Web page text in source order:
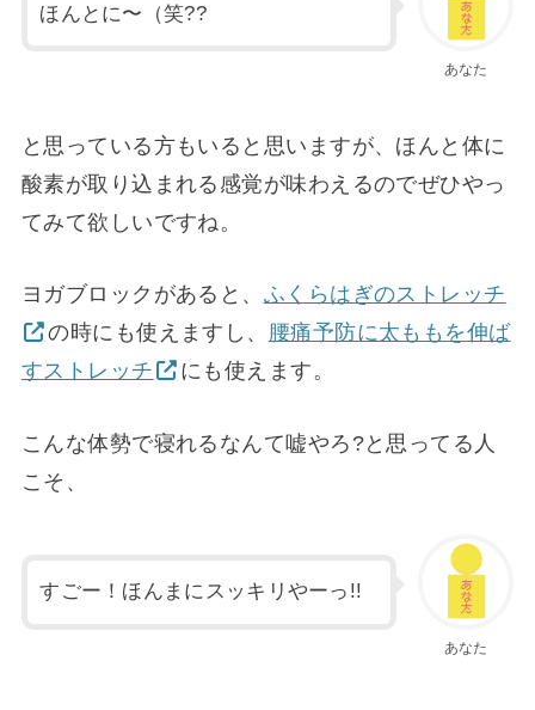
あなた
ほんとに〜（笑??
と思っている方もいると思いますが、ほんと体に
酸素が取り込まれる感覚が味わえるのでぜひやっ
てみて欲しいですね。
ヨガブロックがあると、 ふくらはぎのストレッチ
の時にも使えますし、 腰痛予防に太ももを伸ば
すストレッチ
にも使えます。
こんな体勢で寝れるなんて嘘やろ?と思ってる人
こそ、
あなた
すごー！ほんまにスッキリやーっ!!